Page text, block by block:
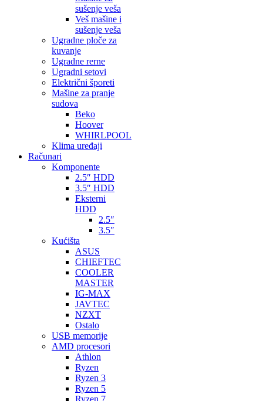
sušenje veša
Veš mašine i
sušenje veša
Ugradne ploče za
kuvanje
Ugradne rerne
Ugradni setovi
Električni šporeti
Mašine za pranje
sudova
Beko
Hoover
WHIRLPOOL
Klima uređaji
Računari
Komponente
2.5″ HDD
3.5″ HDD
Eksterni
HDD
2.5″
3.5″
Kućišta
ASUS
CHIEFTEC
COOLER
MASTER
IG-MAX
JAVTEC
NZXT
Ostalo
USB memorije
AMD procesori
Athlon
Ryzen
Ryzen 3
Ryzen 5
Ryzen 7